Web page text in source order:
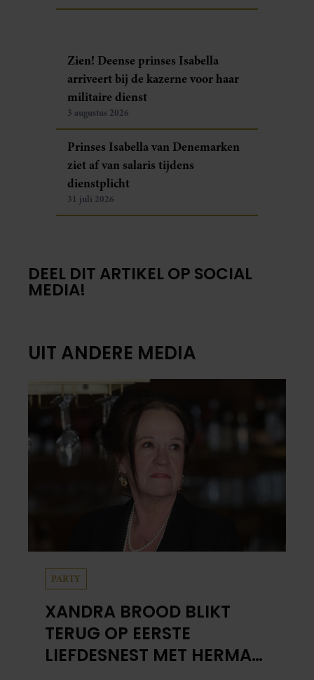
Zien! Deense prinses Isabella
arriveert bij de kazerne voor haar
militaire dienst
3 augustus 2026
Prinses Isabella van Denemarken
ziet af van salaris tijdens
dienstplicht
31 juli 2026
DEEL DIT ARTIKEL OP SOCIAL
MEDIA!
UIT ANDERE MEDIA
PARTY
XANDRA BROOD BLIKT
TERUG OP EERSTE
LIEFDESNEST MET HERMAN